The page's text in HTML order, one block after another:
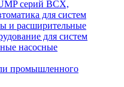
серий BCX,
для систем
и расширительные
для систем
насосные
промышленного